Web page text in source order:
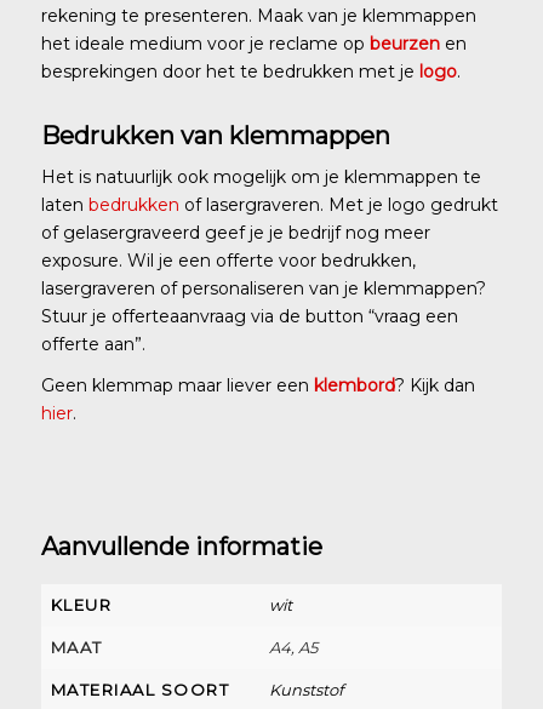
rekening te presenteren. Maak van je klemmappen
het ideale medium voor je reclame op beurzenen
besprekingen door het te bedrukken met je logo.
Bedrukken van klemmappen
Het is natuurlijk ook mogelijk om je klemmappen te
laten bedrukken of lasergraveren. Met je logo gedrukt
of gelasergraveerd geef je je bedrijf nog meer
exposure. Wil je een offerte voor bedrukken,
lasergraveren of personaliseren van je klemmappen?
Stuur je offerteaanvraag via de button “vraag een
offerte aan”.
Geen klemmap maar liever een klembord? Kijk dan
hier.
Aanvullende informatie
KLEUR wit
MAAT A4, A5
MATERIAAL SOORT Kunststof